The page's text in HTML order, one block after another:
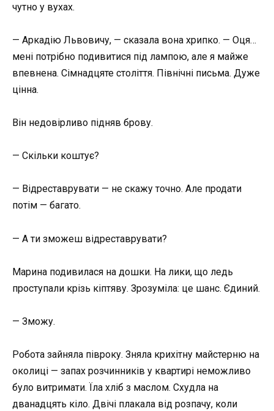
чутно у вухах.
— Аркадію Львовичу, — сказала вона хрипко. — Оця…
мені потрібно подивитися під лампою, але я майже
впевнена. Сімнадцяте століття. Північні письма. Дуже
цінна.
Він недовірливо підняв брову.
— Скільки коштує?
— Відреставрувати — не скажу точно. Але продати
потім — багато.
— А ти зможеш відреставрувати?
Марина подивилася на дошки. На лики, що ледь
проступали крізь кіптяву. Зрозуміла: це шанс. Єдиний.
— Зможу.
Робота зайняла півроку. Зняла крихітну майстерню на
околиці — запах розчинників у квартирі неможливо
було витримати. Їла хліб з маслом. Схудла на
дванадцять кіло. Двічі плакала від розпачу, коли